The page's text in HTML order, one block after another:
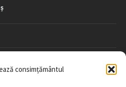
consimțământul